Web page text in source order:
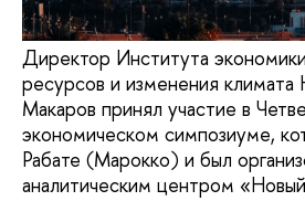
Директор Института
ресурсов и изменения
Макаров принял участие в
экономическом симпозиуме,
Рабате (Марокко) и был
аналитическим центром